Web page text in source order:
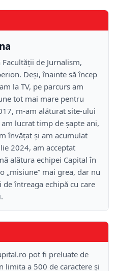
de Jurnalism,
Deși, înainte să încep
la TV, pe parcurs am
tot mai mare pentru
m-am alăturat site-ului
lucrat timp de șapte ani,
învățat și am acumulat
2024, am acceptat
alătura echipei Capital în
„misiune” mai grea, dar nu
întreaga echipă cu care
pot fi preluate de
limita a 500 de caractere și